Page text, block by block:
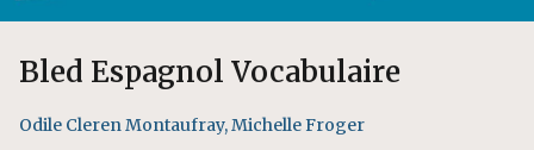
Bled Espagnol Vocabulaire
Odile Cleren Montaufray,Michelle Froger